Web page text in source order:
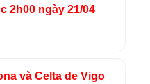
2h00 ngày 21/04
và Celta de Vigo